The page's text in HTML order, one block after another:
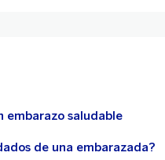
embarazo saludable
de una embarazada?